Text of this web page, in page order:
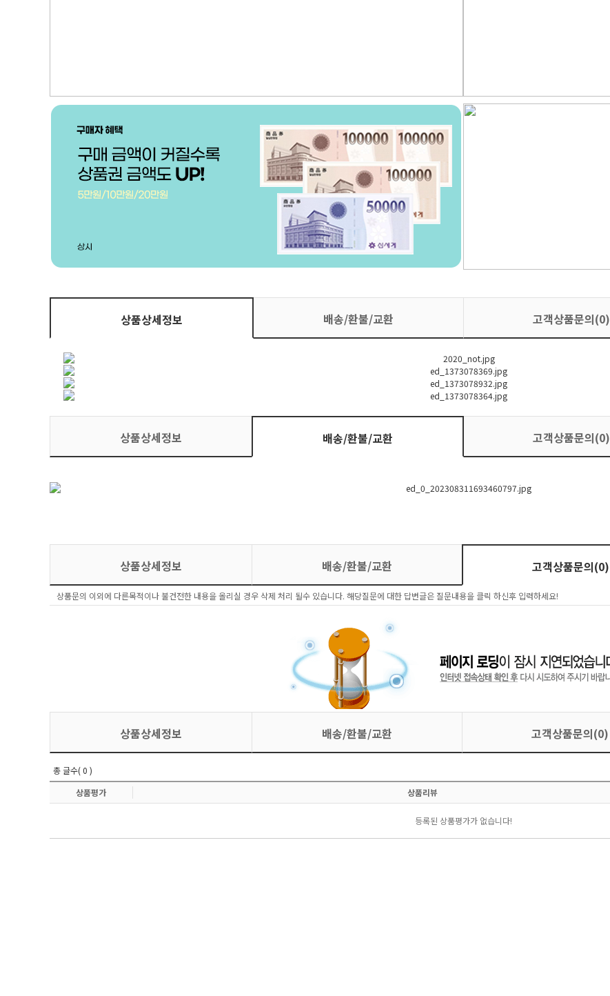
상품상세정보 배송/환불/교환 고객상품문의(0)
상품상세정보 배송/환불/교환 고객상품문의(0)
상품상세정보 배송/환불/교환 고객상품문의(0)
상품문의 이외에 다른목적이나 불건전한 내용을 올리실 경우 삭제 처리 될수 있습니다. 해당질문에 대한 답변글은 질문내용을 클릭 하신후 입력하세요!
상품상세정보 배송/환불/교환 고객상품문의(0)